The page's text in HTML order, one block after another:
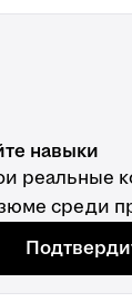
навыки
реальные
среди